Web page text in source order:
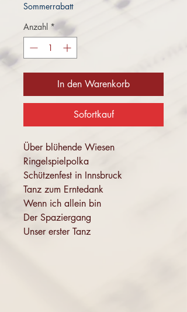
Sommerrabatt
Anzahl *
In den Warenkorb
Sofortkauf
Über blühende Wiesen
Ringelspielpolka
Schützenfest in Innsbruck
Tanz zum Erntedank
Wenn ich allein bin
Der Spaziergang
Unser erster Tanz